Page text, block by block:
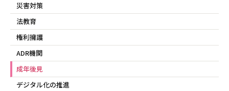
災害対策
法教育
権利擁護
ADR機関
成年後見
デジタル化の推進